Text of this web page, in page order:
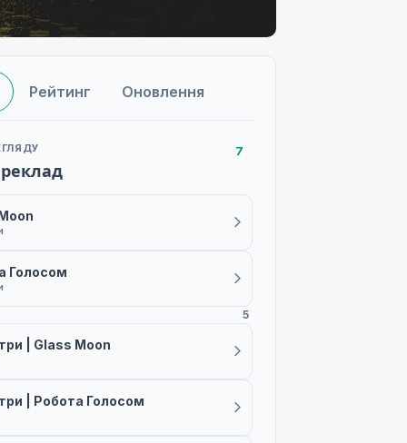
Рейтинг Оновлення
7
Голосом
5
| Glass Moon
| Робота Голосом